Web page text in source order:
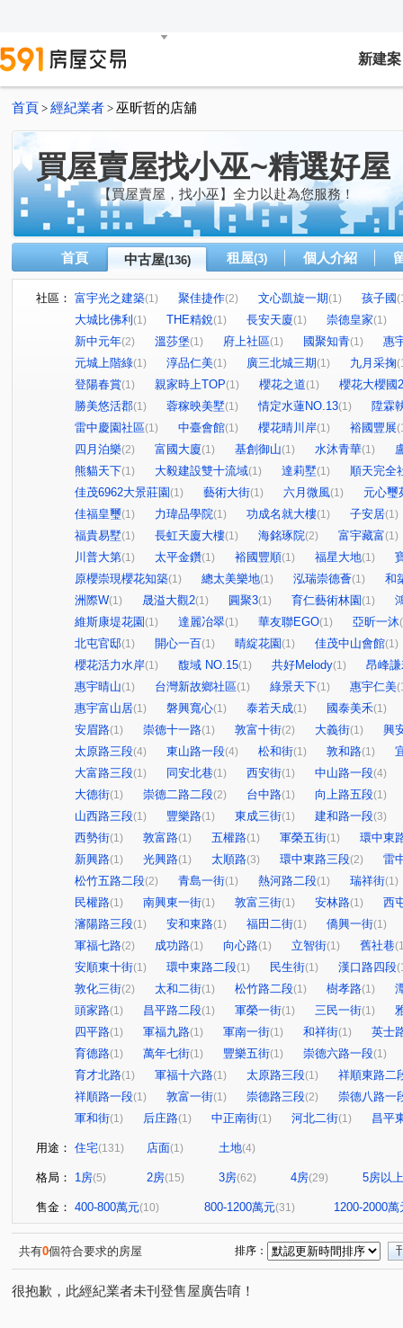
新建案
首頁 > 經紀業者 > 巫昕哲的店舖
買屋賣屋找小巫~精選好屋
【買屋賣屋，找小巫】全力以赴為您服務！
首頁 中古屋(136) 租屋(3) 個人介紹
社區： 富宇光之建築(1) 聚佳捷作(2) 文心凱旋一期(1) 孩子國
大城比佛利 (1) THE精銳(1) 長安天廈(1) 崇德皇家(1)
新中元年(2) 溫莎堡(1) 府上社區(1) 國聚知青(1)
惠
元城上階綠(1) 淳品仁美(1) 廣三北城三期(1) 九月采掬
登陽春賞(1) 親家時上TOP(1) 櫻花之道(1)
櫻花大櫻國2
勝美悠活郡(1) 蓉稼映美墅(1) 情定水蓮NO.13(1)
陞霖
雷中慶園社區(1) 中臺會館(1) 櫻花晴川岸(1) 裕國豐展
四月泊樂(2) 富國大廈(1) 基創御山(1) 水沐青華(1)
熊貓天下(1) 大毅建設雙十流域(1) 達莉墅(1)
順天完全
佳茂6962大景莊園 (1) 藝術大街(1) 六月微風(1)
元心璽
佳福皇璽(1) 力瑋品學院(1) 功成名就大樓(1) 子安居(1)
福貴易墅(1) 長虹天廈大樓(1) 海銘琢院(2) 富宇藏富(1)
川普大第(1) 太平金鑽(1) 裕國豐順(1) 福星大地(1)
原櫻崇現櫻花知築(1) 總太美樂地(1) 泓瑞崇德薈(1)
和
洲際W(1) 晟溢大觀2(1) 圓聚3(1) 育仁藝術林園 (1)
維斯康堤花園 (1) 達麗冶翠(1) 華友聯EGO(1) 亞昕一沐
北屯官邸(1) 開心一百(1) 晴綻花園 (1) 佳茂中山會館(1)
櫻花活力水岸(1) 馥域 NO.15(1) 共好Melody(1)
昂峰
惠宇晴山(1) 台灣新故鄉社區(1) 綠景天下(1) 惠宇仁美
惠宇富山居(1) 磐興寬心(1) 泰若天成(1) 國泰美禾(1)
安眉路(1) 崇德十一路(1) 敦富十街(2) 大義街(1)
興
太原路三段(4) 東山路一段(4) 松和街(1) 敦和路(1)
大富路三段(1) 同安北巷(1) 西安街(1) 中山路一段(4)
大德街(1) 崇德二路二段(2) 台中路(1) 向上路五段(1)
山西路三段(1) 豐樂路(1) 東成三街(1) 建和路一段(3)
西勢街(1) 敦富路(1) 五權路(1) 軍榮五街(1)
環中東
新興路(1) 光興路(1) 太順路(3) 環中東路三段(2)
雷
松竹五路二段(2) 青島一街(1) 熱河路二段(1) 瑞祥街(1)
民權路(1) 南興東一街(1) 敦富三街(1) 安林路(1)
西
瀋陽路三段(1) 安和東路(1) 福田二街(1) 僑興一街(1)
軍福七路(2) 成功路(1) 向心路(1) 立智街(1) 舊社巷
安順東十街(1) 環中東路二段(1) 民生街(1) 漢口路四段
敦化三街(2) 太和二街(1) 松竹路二段(1) 樹孝路(1)
頭家路(1) 昌平路二段(1) 軍榮一街(1) 三民一街(1)
四平路(1) 軍福九路(1) 軍南一街(1) 和祥街(1)
英士
育德路(1) 萬年七街(1) 豐樂五街(1) 崇德六路一段(1)
育才北路(1) 軍福十六路(1) 太原路三段(1)
祥順東路二
祥順路一段(1) 敦富一街(1) 崇德路三段(2)
崇德八路一
軍和街(1) 后庄路(1) 中正南街(1) 河北二街(1) 昌平
用途： 住宅(131) 店面(1) 土地(4)
格局： 1房(5) 2房(15) 3房(62) 4房(29) 5房以上
售金： 400-800萬元(10) 800-1200萬元(31) 1200-2000萬
共有0個符合要求的房屋 排序：
很抱歉，此經紀業者未刊登售屋廣告唷！